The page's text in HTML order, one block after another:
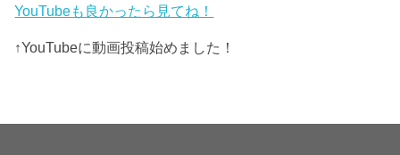
YouTubeも良かったら見てね！
↑YouTubeに動画投稿始めました！